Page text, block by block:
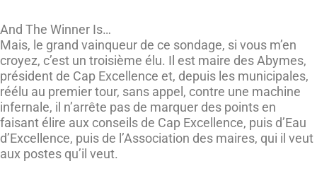
And The Winner Is…
Mais, le grand vainqueur de ce sondage, si vous m’en
croyez, c’est un troisième élu. Il est maire des Abymes,
président de Cap Excellence et, depuis les municipales,
réélu au premier tour, sans appel, contre une machine
infernale, il n’arrête pas de marquer des points en
faisant élire aux conseils de Cap Excellence, puis d’Eau
d’Excellence, puis de l’Association des maires, qui il veut
aux postes qu’il veut.